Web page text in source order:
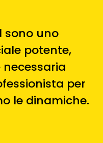
sono uno
potente,
per
le dinamiche.